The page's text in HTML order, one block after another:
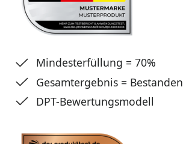
Mindesterfüllung = 70%
Gesamtergebnis = Bestanden
DPT-Bewertungsmodell